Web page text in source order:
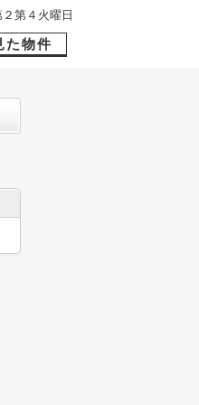
第４火曜日
た物件